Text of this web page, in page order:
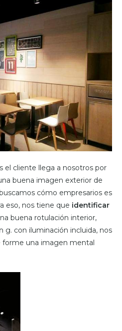
el cliente llega a nosotros por
buena imagen exterior de
cómo empresarios es
eso, nos tiene que identificar
buena rotulación interior,
g. con iluminación incluida, nos
forme una imagen mental